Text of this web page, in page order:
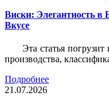
Виски: Элегантность в
Вкусе
Эта статья
производства,
Подробнее
21.07.2026